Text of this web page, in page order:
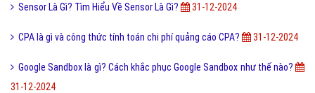
Sensor Là Gì? Tìm Hiểu Về Sensor Là Gì? 31-12-2024
CPA là gì và công thức tính toán chi phí quảng cáo CPA? 31-12-2024
Google Sandbox là gì? Cách khắc phục Google Sandbox như thế nào?
31-12-2024